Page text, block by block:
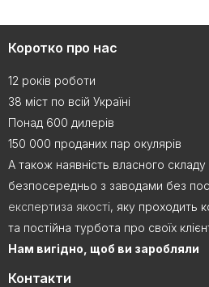
Коротко про нас
12 років роботи
38 міст по всій Україні
Понад 600 дилерів
150 000 проданих пар окулярів
А також наявність власного
безпосередньо з заводами без
експертиза якості, яку проходить
та постійна турбота про своїх
Нам вигідно, щоб ви заробляли
Контакти